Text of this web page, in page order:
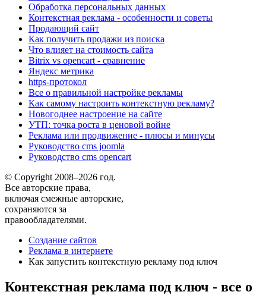
Обработка персональных данных
Контекстная реклама - особенности и советы
Продающий сайт
Как получить продажи из поиска
Что влияет на стоимость сайта
Bitrix vs opencart - сравнение
Яндекс метрика
https-протокол
Все о правильной настройке рекламы
Как самому настроить контекстную рекламу?
Новогоднее настроение на сайте
УТП: точка роста в ценовой войне
Реклама или продвижение - плюсы и минусы
Руководство cms joomla
Руководство cms opencart
© Copyright 2008–2026 год.
Все авторские права,
включая смежные авторские,
сохраняются за
правообладателями.
Создание сайтов
Реклама в интернете
Как запустить контекстную рекламу под ключ
Контекстная реклама под ключ - все о